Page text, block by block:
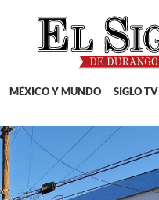
MÉXICO Y MUNDO SIGLO TV